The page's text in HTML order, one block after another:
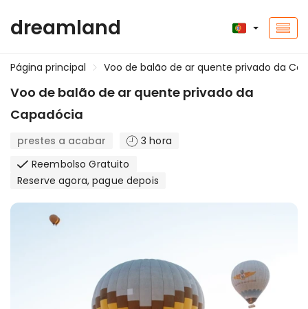
dreamland
Página principal Voo de balão de ar quente privado da
Voo de balão de ar quente privado da
Capadócia
prestes a acabar
3 hora
Reembolso Gratuito
Reserve agora, pague depois